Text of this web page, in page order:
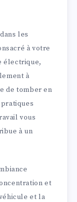
les
à votre
électrique,
à
de tomber en
pratiques
vous
à un
et
et la